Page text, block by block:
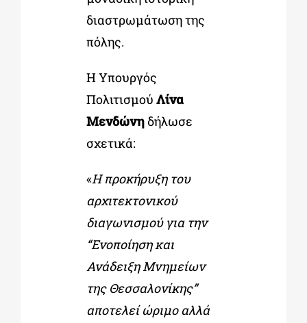
διαστρωμάτωση της
πόλης.
Η Υπουργός
Πολιτισμού Λίνα
Μενδώνηδήλωσε
σχετικά:
«Η προκήρυξη του
αρχιτεκτονικού
διαγωνισμού για την
“Ενοποίηση και
Ανάδειξη Μνημείων
της Θεσσαλονίκης”
αποτελεί ώριμο αλλά